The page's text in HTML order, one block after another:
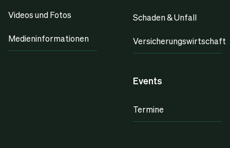
Videos und Fotos
Medieninformationen
Schaden & Unfall
Versicherungswirtschaft
Events
Termine